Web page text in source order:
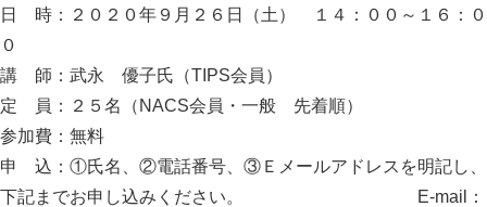
日 時：２０２０年９月２６日（土） １４：００～１６：０
０
講 師：武永 優子氏（TIPS会員）
定 員：２５名（NACS会員・一般 先着順）
参加費：無料
申 込：①氏名、②電話番号、③Ｅメールアドレスを明記し、
下記までお申し込みください。 E-mail：